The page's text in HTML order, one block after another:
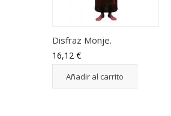
Disfraz Monje.
16,12 €
Añadir al carrito